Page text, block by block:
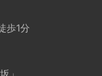
歩1分